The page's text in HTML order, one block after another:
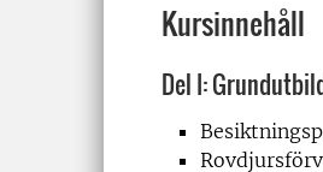
Kursinnehåll
Del I: